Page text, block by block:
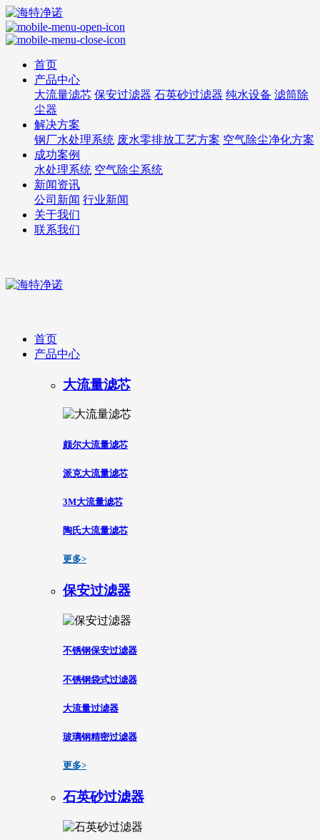
首页
产品中心
大流量滤芯 保安过滤器 石英砂过滤器 纯水设备 滤筒除
尘器
解决方案
钢厂水处理系统 废水零排放工艺方案 空气除尘净化方案
成功案例
水处理系统 空气除尘系统
新闻资讯
公司新闻 行业新闻
关于我们
联系我们
首页
产品中心
大流量滤芯
颇尔大流量滤芯
派克大流量滤芯
3M大流量滤芯
陶氏大流量滤芯
更多>
保安过滤器
不锈钢保安过滤器
不锈钢袋式过滤器
大流量过滤器
玻璃钢精密过滤器
更多>
石英砂过滤器